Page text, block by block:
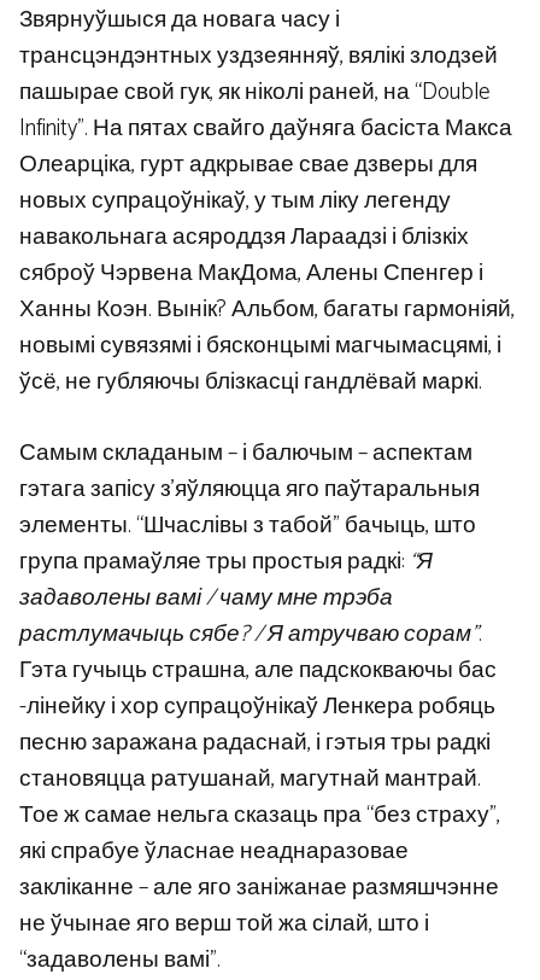
Звярнуўшыся да новага часу і
трансцэндэнтных уздзеянняў, вялікі злодзей
пашырае свой гук, як ніколі раней, на “Double
Infinity”. На пятах свайго даўняга басіста Макса
Олеарціка, гурт адкрывае свае дзверы для
новых супрацоўнікаў, у тым ліку легенду
навакольнага асяроддзя Лараадзі і блізкіх
сяброў Чэрвена МакДома, Алены Спенгер і
Ханны Коэн. Вынік? Альбом, багаты гармоніяй,
новымі сувязямі і бясконцымі магчымасцямі, і
ўсё, не губляючы блізкасці гандлёвай маркі.
Самым складаным – і балючым – аспектам
гэтага запісу з’яўляюцца яго паўтаральныя
элементы. “Шчаслівы з табой” бачыць, што
група прамаўляе тры простыя радкі: “Я
задаволены вамі / чаму мне трэба
растлумачыць сябе? / Я атручваю сорам”.
Гэта гучыць страшна, але падскокваючы бас
-лінейку і хор супрацоўнікаў Ленкера робяць
песню заражана радаснай, і гэтыя тры радкі
становяцца ратушанай, магутнай мантрай.
Тое ж самае нельга сказаць пра “без страху”,
які спрабуе ўласнае неаднаразовае
закліканне – але яго заніжанае размяшчэнне
не ўчынае яго верш той жа сілай, што і
“задаволены вамі”.